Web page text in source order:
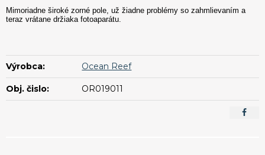
Mimoriadne široké zorné pole, už žiadne problémy so zahmlievaním a
teraz vrátane držiaka fotoaparátu.
Výrobca: Ocean Reef
Obj. čislo: OR019011